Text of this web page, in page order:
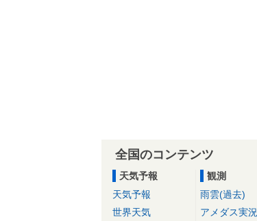
全国のコンテンツ
天気予報
天気予報
世界天気
観測
雨雲(過去)
アメダス実況